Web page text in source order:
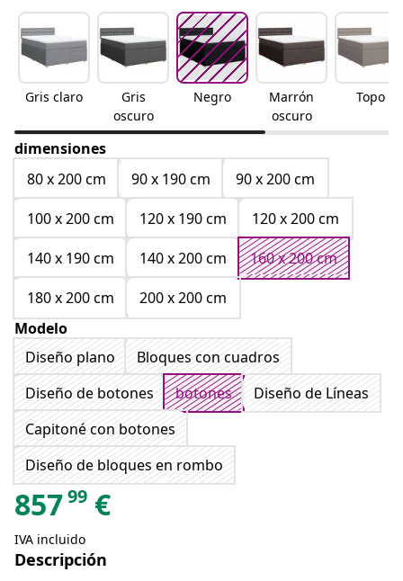
Gris claro
Gris
oscuro
Negro
Marrón
oscuro
Topo
dimensiones
80 x 200 cm
90 x 190 cm
90 x 200 cm
100 x 200 cm
120 x 190 cm
120 x 200 cm
140 x 190 cm
140 x 200 cm
160 x 200 cm
180 x 200 cm
200 x 200 cm
Modelo
Diseño plano
Bloques con cuadros
Diseño de botones
botones
Diseño de Líneas
Capitoné con botones
Diseño de bloques en rombo
85799 €
IVA incluido
Descripción